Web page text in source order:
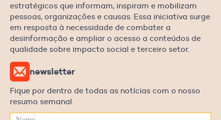
estratégicos que informam, inspiram e mobilizam
pessoas, organizações e causas. Essa iniciativa surge
em resposta à necessidade de combater a
desinformação e ampliar o acesso a conteúdos de
qualidade sobre impacto social e terceiro setor.
newsletter
Fique por dentro de todas as notícias com o nosso
resumo semanal.